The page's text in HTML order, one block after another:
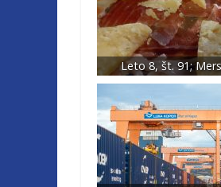
Leto 8, št. 91;